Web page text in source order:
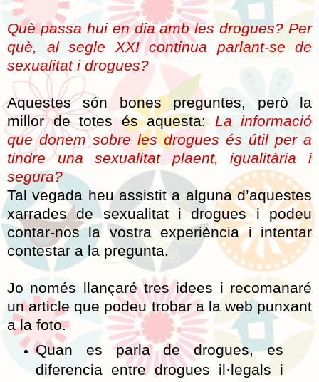
Què passa hui en dia amb les drogues? Per
què, al segle XXI continua parlant-se de
sexualitat i drogues?
Aquestes són bones preguntes, però la
millor de totes és aquesta: La informació
que donem sobre les drogues és útil per a
tindre una sexualitat plaent, igualitària i
segura?
Tal vegada heu assistit a alguna d’aquestes
xarrades de sexualitat i drogues i podeu
contar-nos la vostra experiència i intentar
contestar a la pregunta.
Jo només llançaré tres idees i recomanaré
un article que podeu trobar a la web punxant
a la foto.
Quan es parla de drogues, es
diferencia entre drogues il·legals i